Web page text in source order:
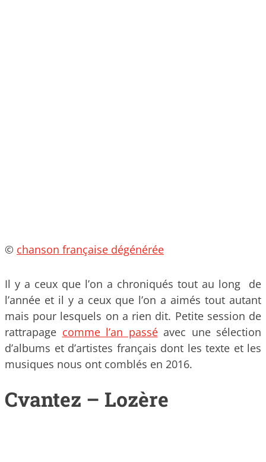
© chanson française dégénérée
Il y a ceux que l’on a chroniqués tout au long de
l’année et il y a ceux que l’on a aimés tout autant
mais pour lesquels on a rien dit. Petite session de
rattrapage comme l’an passéavec une sélection
d’albums et d’artistes français dont les texte et les
musiques nous ont comblés en 2016.
Cvantez – Lozère